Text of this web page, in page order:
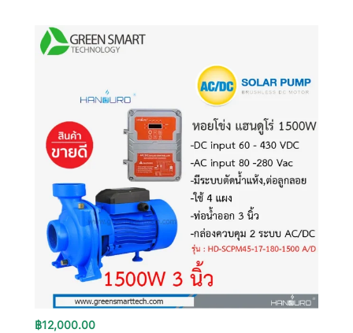
฿12,000.00